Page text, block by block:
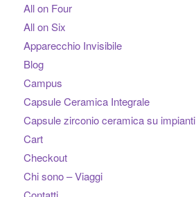
All on Four
All on Six
Apparecchio Invisibile
Blog
Campus
Capsule Ceramica Integrale
Capsule zirconio ceramica su impianti
Cart
Checkout
Chi sono – Viaggi